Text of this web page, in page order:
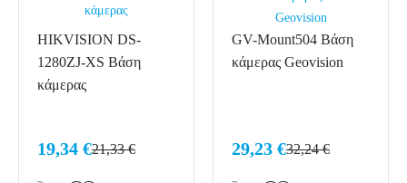
HIKVISION DS-
1280ZJ-XS Βάση
κάμερας
19,34 €21,33 €
GV-Mount504 Βάση
κάμερας Geovision
29,23 €32,24 €